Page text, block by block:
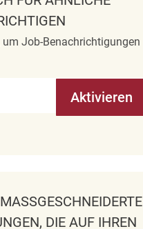
um Job-Benachrichtigungen
(erforderlich)
Aktivieren
J
DIE AUF IHREN I